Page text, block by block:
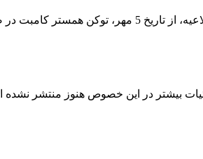
در خبری که لحظاتی پیش منتشر شد، تیم توسعه‌دهنده همستر کامبت تاریخ دقیق لیست شدن توکن این بازی را اعلام
بیشتر در این خصوص هنوز منتشر